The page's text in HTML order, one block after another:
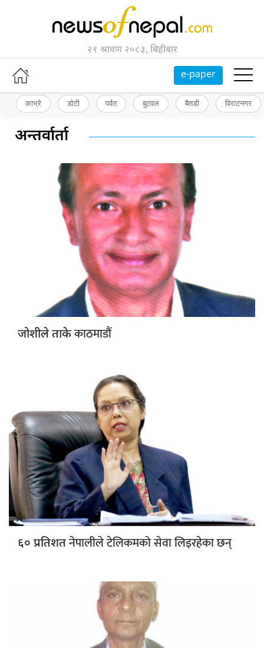
२१ श्रावण २०८३, बिहीबार
e-paper
काभ्रे डोटी पर्वत बुटवल बैतडी विराटनगर
अन्तर्वार्ता
जोशीले ताकेकाठमाडौं
६० प्रतिशतनेपालीले टेलिकमको सेवा लिइरहेका छन्